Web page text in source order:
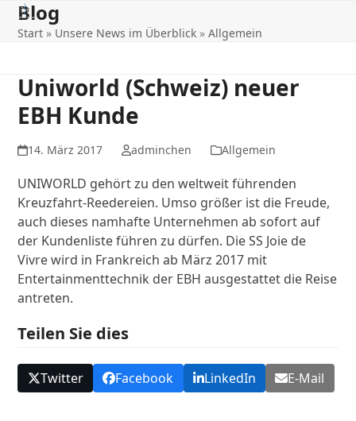
SkipOpen
mobile
Close
mobile
Blog
Start » Unsere News im Überblick »Allgemein
Uniworld (Schweiz) neuer
EBH Kunde
14. März 2017 adminchen Allgemein
UNIWORLD gehört zu den weltweit führenden
Kreuzfahrt-Reedereien. Umso größer ist die Freude,
auch dieses namhafte Unternehmen ab sofort auf
der Kundenliste führen zu dürfen. Die SS Joie de
Vivre wird in Frankreich ab März 2017 mit
Entertainmenttechnik der EBH ausgestattet die Reise
antreten.
Teilen Sie dies
Twitter Facebook LinkedIn E-Mail